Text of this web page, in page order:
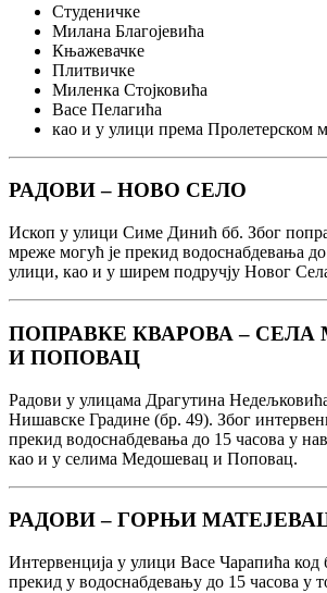
Студеничке
Милана Благојевића
Књажевачке
Плитвичке
Миленка Стојковића
Васе Пелагића
као и у улици према Пролетерском
РАДОВИ – НОВО СЕЛО
Ископ у улици Симе Динић бб. Због
мреже могућ је прекид водоснабдевања до
улици, као и у ширем подручју Новог
ПОПРАВКЕ КВАРОВА –
И ПОПОВАЦ
Радови у улицама Драгутина
Нишавске Градине (бр. 49). Због
прекид водоснабдевања до 15 часова у
као и у селима Медошевац и Поповац.
РАДОВИ – ГОРЊИ
Интервенција у улици Васе Чарапића код
прекид у водоснабдевању до 15 часова у